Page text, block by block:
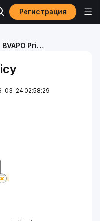
Регистрация
BVAPO Privacy Policy
03-24 02:58:29